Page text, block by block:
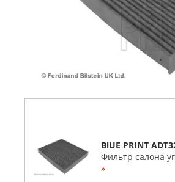
BlUE PRINT
Фильтр салона
»